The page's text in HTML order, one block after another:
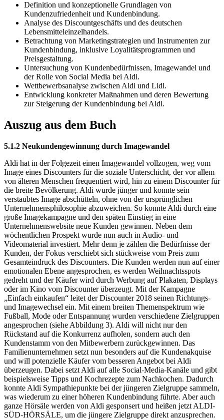
Definition und konzeptionelle Grundlagen von
Kundenzufriedenheit und Kundenbindung.
Analyse des Discountgeschäfts und des deutschen
Lebensmitteleinzelhandels.
Betrachtung von Marketingstrategien und Instrumenten zur
Kundenbindung, inklusive Loyalitätsprogrammen und
Preisgestaltung.
Untersuchung von Kundenbedürfnissen, Imagewandel und
der Rolle von Social Media bei Aldi.
Wettbewerbsanalyse zwischen Aldi und Lidl.
Entwicklung konkreter Maßnahmen und deren Bewertung
zur Steigerung der Kundenbindung bei Aldi.
Auszug aus dem Buch
5.1.2 Neukundengewinnung durch Imagewandel
Aldi hat in der Folgezeit einen Imagewandel vollzogen, weg vom
Image eines Discounters für die soziale Unterschicht, der vor allem
von älteren Menschen frequentiert wird, hin zu einem Discounter für
die breite Bevölkerung. Aldi wurde jünger und konnte sein
verstaubtes Image abschütteln, ohne von der ursprünglichen
Unternehmensphilosophie abzuweichen. So konnte Aldi durch eine
große Imagekampagne und den späten Einstieg in eine
Unternehmenswebsite neue Kunden gewinnen. Neben dem
wöchentlichen Prospekt wurde nun auch in Audio- und
Videomaterial investiert. Mehr denn je zählen die Bedürfnisse der
Kunden, der Fokus verschiebt sich stückweise vom Preis zum
Gesamteindruck des Discounters. Die Kunden werden nun auf einer
emotionalen Ebene angesprochen, es werden Weihnachtsspots
gedreht und der Käufer wird durch Werbung auf Plakaten, Displays
oder im Kino vom Discounter überzeugt. Mit der Kampagne
„Einfach einkaufen“ leitet der Discounter 2018 seinen Richtungs-
und Imagewechsel ein. Mit einem breiten Themenspektrum wie
Fußball, Mode oder Entspannung wurden verschiedene Zielgruppen
angesprochen (siehe Abbildung 3). Aldi will nicht nur den
Rückstand auf die Konkurrenz aufholen, sondern auch den
Kundenstamm von den Mitbewerbern zurückgewinnen. Das
Familienunternehmen setzt nun besonders auf die Kundenakquise
und will potenzielle Käufer vom besseren Angebot bei Aldi
überzeugen. Dabei setzt Aldi auf alle Social-Media-Kanäle und gibt
beispielsweise Tipps und Kochrezepte zum Nachkochen. Dadurch
konnte Aldi Sympathiepunkte bei der jüngeren Zielgruppe sammeln,
was wiederum zu einer höheren Kundenbindung führte. Aber auch
ganze Hörsäle werden von Aldi gesponsert und heißen jetzt ALDI-
SÜD-HÖRSÄLE, um die jüngere Zielgruppe direkt anzusprechen.